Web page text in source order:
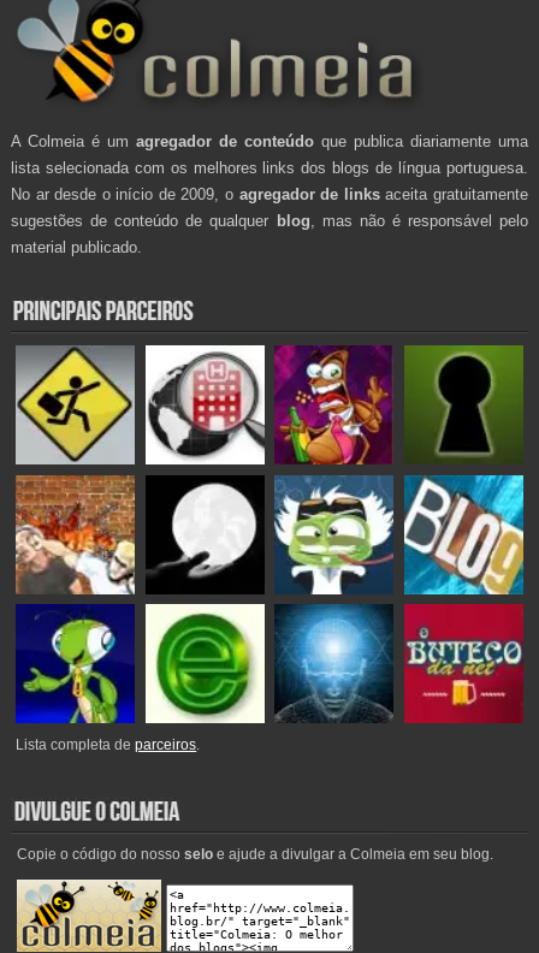
A Colmeia é um agregador de conteúdo que publica diariamente uma
lista selecionada com os melhores links dos blogs de língua portuguesa.
No ar desde o início de 2009, o agregador de linksaceita gratuitamente
sugestões de conteúdo de qualquer blog , mas não é responsável pelo
material publicado.
Lista completa deparceiros.
Copie o código do nosso seloe ajude a divulgar a Colmeia em seu blog.